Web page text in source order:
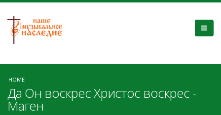
HOME
Да Он воскрес Христос воскрес -
Маген